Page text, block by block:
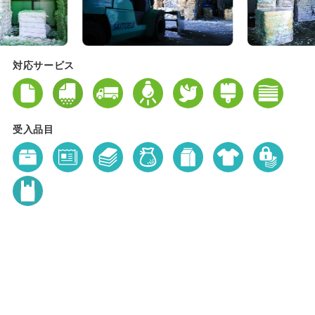
対応サービス
受入品目